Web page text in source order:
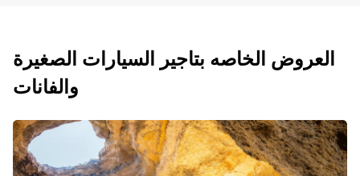
العروض الخاصه بتاجير السيارات الصغيرة
والفانات